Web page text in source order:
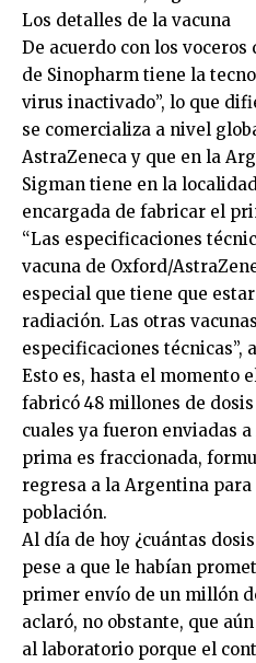
Los detalles de la vacuna
De acuerdo con los
de Sinopharm tiene la
virus inactivado”, lo que
se comercializa a nivel
AstraZeneca y que en la
Sigman tiene en la
encargada de fabricar el
“Las especificaciones
vacuna de Oxford/
especial que tiene que
radiación. Las otras
especificaciones técnicas”,
Esto es, hasta el momento
fabricó 48 millones de
cuales ya fueron enviadas
prima es fraccionada,
regresa a la Argentina
población.
Al día de hoy ¿cuántas
pese a que le habían
primer envío de un millón
aclaró, no obstante, que
al laboratorio porque el